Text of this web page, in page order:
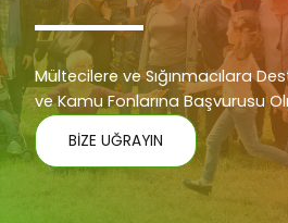
Mültecilere ve Sığınmacılara
ve Kamu Fonlarına Başvurusu
BİZE UĞRAYIN